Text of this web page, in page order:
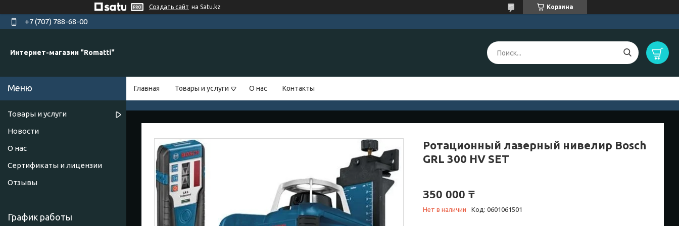
Создать сайт на Satu.kz Корзина
+7 (707) 788-68-00
Интернет-магазин "Romatti"
Главная Товары и услуги О нас Контакты
Ротационный лазерный нивелир Bosch
GRL 300 HV SET
350 000 ₸
Нет в наличии Код: 0601061501
Товары и услуги
Новости
О нас
Сертификаты и лицензии
Отзывы
График работы